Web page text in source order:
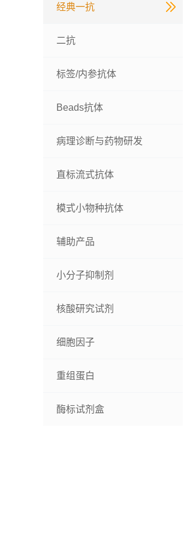
经典一抗
二抗
标签/内参抗体
Beads抗体
病理诊断与药物研发
直标流式抗体
模式小物种抗体
辅助产品
小分子抑制剂
核酸研究试剂
细胞因子
重组蛋白
酶标试剂盒